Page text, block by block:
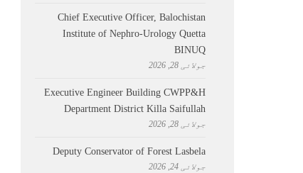
Chief Executive Officer, Balochistan
Institute of Nephro-Urology Quetta
BINUQ
جولائی 28, 2026
Executive Engineer Building CWPP&H
Department District Killa Saifullah
جولائی 28, 2026
Deputy Conservator of Forest Lasbela
جولائی 24, 2026